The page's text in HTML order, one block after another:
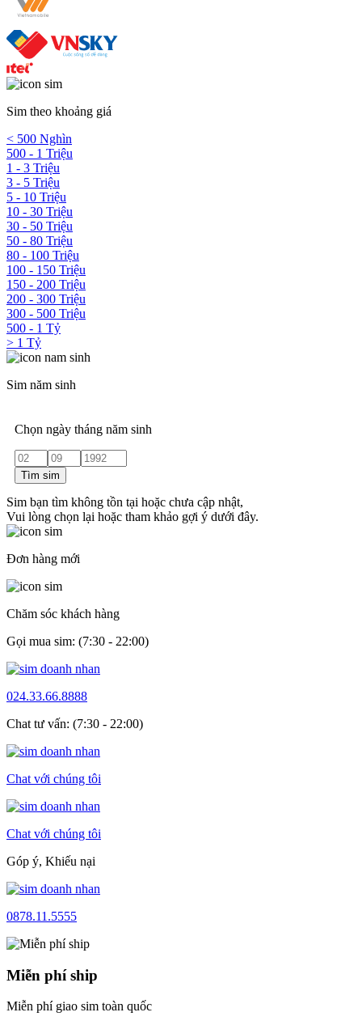
Sim theo khoảng giá
< 500 Nghìn
500 - 1 Triệu
1 - 3 Triệu
3 - 5 Triệu
5 - 10 Triệu
10 - 30 Triệu
30 - 50 Triệu
50 - 80 Triệu
80 - 100 Triệu
100 - 150 Triệu
150 - 200 Triệu
200 - 300 Triệu
300 - 500 Triệu
500 - 1 Tỷ
> 1 Tỷ
Sim năm sinh
Chọn ngày tháng năm sinh
Tìm sim
Sim bạn tìm không tồn tại hoặc chưa cập nhật,
Vui lòng chọn lại hoặc tham khảo gợi ý dưới đây.
Đơn hàng mới
Chăm sóc khách hàng
Gọi mua sim: (7:30 - 22:00)
024.33.66.8888
Chat tư vấn: (7:30 - 22:00)
Chat với chúng tôi
Chat với chúng tôi
Góp ý, Khiếu nại
0878.11.5555
Miễn phí ship
Miễn phí giao sim toàn quốc